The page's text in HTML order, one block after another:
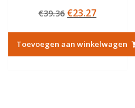
5.00
uit 5
€39.36 Oorspronkelijke
was:
€39.36.
€23.27Huidige
is:
€23.27.
Toevoegen aan winkelwagen